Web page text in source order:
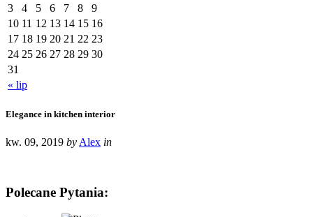
« lip
3
4 5 6 7 8
9
10 11 12 13 14 15 16
17 18 19 20 21 22 23
24 25 26 27 28 29 30
31
Elegance in kitchen interior
kw. 09, 2019 by Alex in
Polecane Pytania: